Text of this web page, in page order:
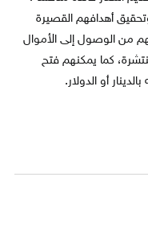
أهدافهم القصيرة
من الوصول إلى الأموال
كما يمكنهم فتح
أو الدولار.